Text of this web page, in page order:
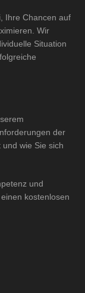
Ihre Chancen auf
Wir
Situation
der
wie Sie sich
und
kostenlosen